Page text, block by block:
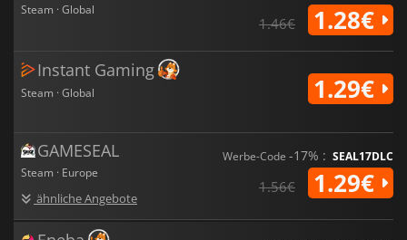
Steam · Global
1.46€ 1.28€
Instant Gaming
Steam · Global 1.29€
GAMESEAL
Steam · Europe
ähnliche Angebote
Werbe-Code -17% : SEAL17DLC
1.56€ 1.29€